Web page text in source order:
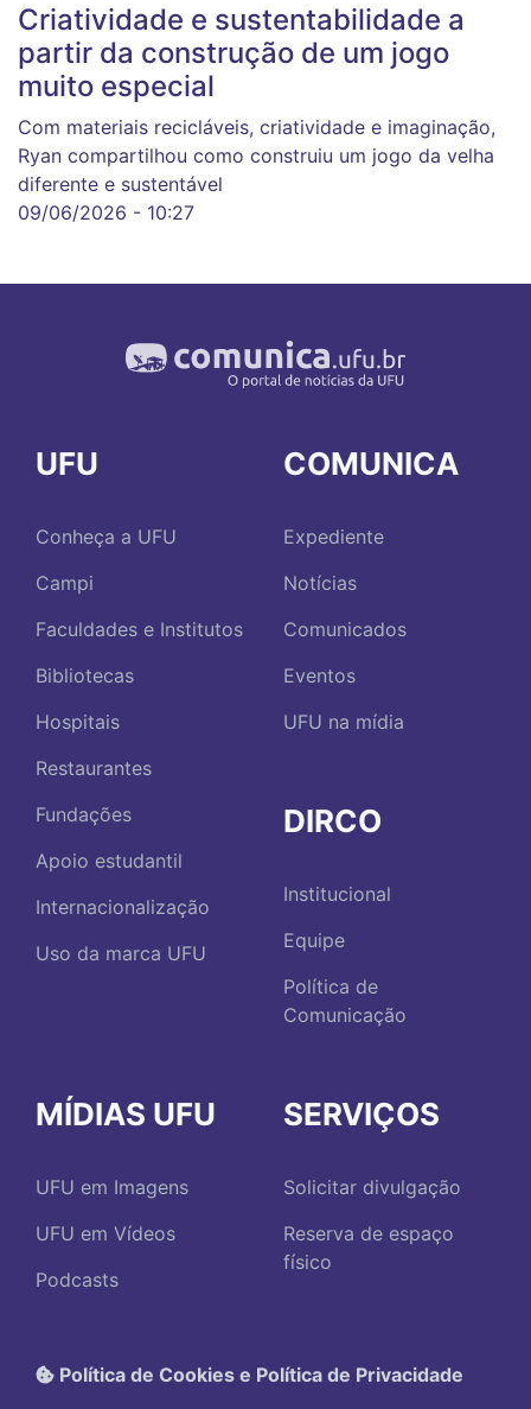
Criatividade e sustentabilidade a
partir da construção de um jogo
muito especial
Com materiais recicláveis, criatividade e imaginação,
Ryan compartilhou como construiu um jogo da velha
diferente e sustentável
09/06/2026 - 10:27
UFU
Conheça a UFU
Campi
Faculdades e Institutos
Bibliotecas
Hospitais
Restaurantes
Fundações
Apoio estudantil
Internacionalização
Uso da marca UFU
COMUNICA
Expediente
Notícias
Comunicados
Eventos
UFU na mídia
DIRCO
Institucional
Equipe
Política de
Comunicação
MÍDIAS UFU
UFU em Imagens
UFU em Vídeos
Podcasts
SERVIÇOS
Solicitar divulgação
Reserva de espaço
físico
Política de Cookies e Política de Privacidade